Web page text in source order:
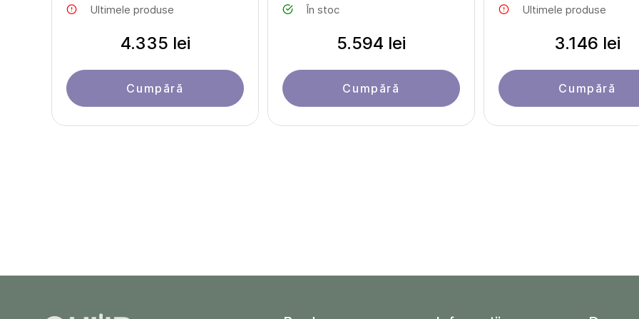
Ultimele produse
4.335 lei
Cumpără
În stoc
5.594 lei
Cumpără
Ultimele produse
3.146 lei
Cumpără